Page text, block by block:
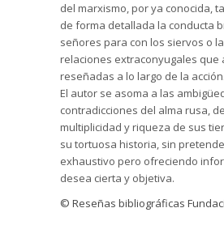
del marxismo, por ya conocida,
de forma detallada la conducta
señores para con los siervos o
relaciones extraconyugales que
reseñadas a lo largo de la acción.
El autor se asoma a las
contradicciones del alma rusa,
multiplicidad y riqueza de sus
su tortuosa historia, sin
exhaustivo pero ofreciendo
desea cierta y objetiva.
© Reseñas bibliográficas